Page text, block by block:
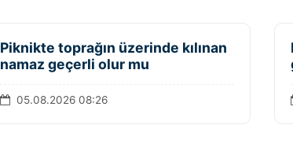
Piknikte toprağın üzerinde kılınan
namaz geçerli olur mu
05.08.2026 08:26